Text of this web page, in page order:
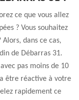
ce que vous allez
? Vous souhaitez
dans ce cas,
de Débarras 31.
pas moins de 10
être réactive à votre
rapidement ce